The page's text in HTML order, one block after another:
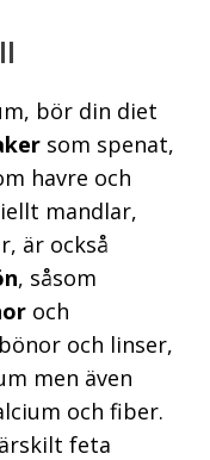
bör din diet
som spenat,
havre och
mandlar,
är också
, såsom
och
och linser,
men även
och fiber.
feta